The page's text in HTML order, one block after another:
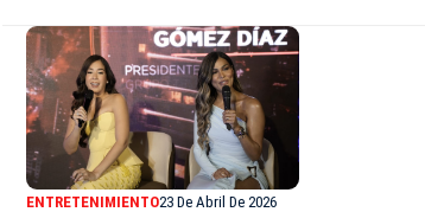
ENTRETENIMIENTO23 De Abril De 2026